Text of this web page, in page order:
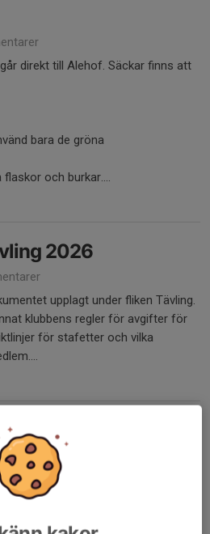
direkt till Alehof. Säckar finns att
bara de gröna
flaskor och burkar....
2026
upplagt under fliken Tävling.
klubbens regler för avgifter för
för stafetter och vilka
ändrad slutdatum!
handla själv och sälja till vänner.